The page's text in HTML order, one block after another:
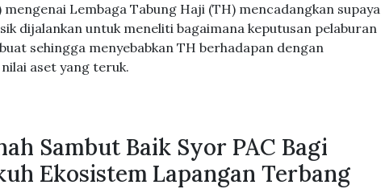
mengenai Lembaga Tabung Haji (TH) mencadangkan supaya
dijalankan untuk meneliti bagaimana keputusan pelaburan
sehingga menyebabkan TH berhadapan dengan
aset yang teruk.
Sambut Baik Syor PAC Bagi
Ekosistem Lapangan Terbang